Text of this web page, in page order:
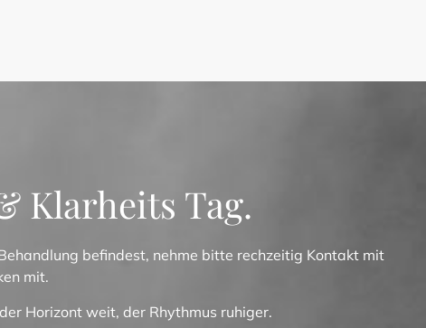
Klarheits Tag.
befindest, nehme bitte rechzeitig Kontakt mit
mit.
Horizont weit, der Rhythmus ruhiger.